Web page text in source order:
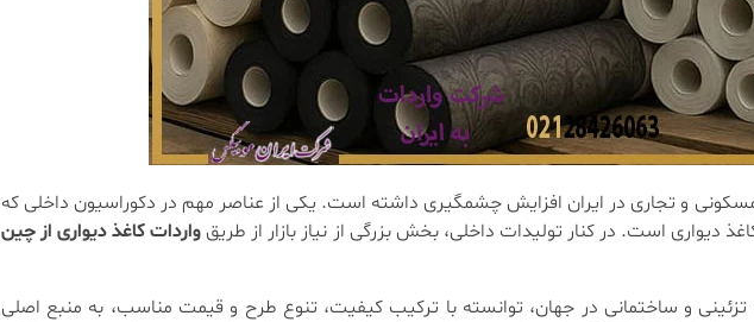
و تجاری در ایران افزایش چشمگیری داشته است. یکی از عناصر مهم در دکوراسیون داخلی که
است. در کنار تولیدات داخلی، بخش بزرگی از نیاز بازار از طریق واردات کاغذ دیواری از چین
و ساختمانی در جهان، توانسته با ترکیب کیفیت، تنوع طرح و قیمت مناسب، به منبع اصلی